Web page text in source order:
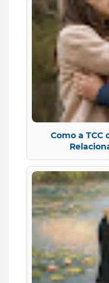
Como a TCC